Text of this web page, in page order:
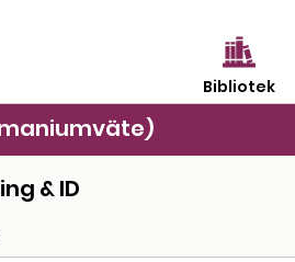
Bibliotek
& ID